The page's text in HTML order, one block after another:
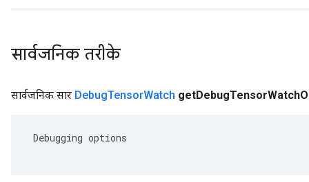
सार्वजनिक तरीके
सार्वजनिक सार DebugTensorWatch getDebugTensorWatch
Debugging options